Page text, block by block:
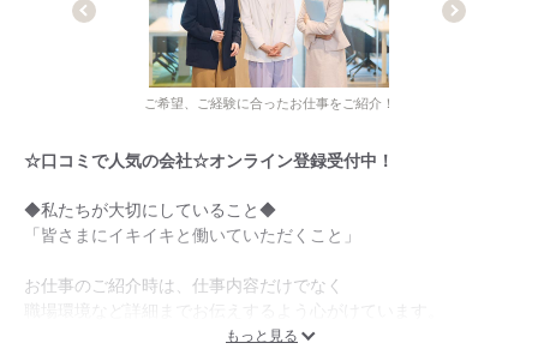
ご希望、ご経験に合ったお仕事をご紹介！
☆口コミで人気の会社☆オンライン登録受付中！
◆私たちが大切にしていること◆
「皆さまにイキイキと働いていただくこと」
お仕事のご紹介時は、仕事内容だけでなく
職場環境など詳細までお伝えするよう心がけています。
それでも就業後に気になることがあればすぐにご相談ください！
もっと見る